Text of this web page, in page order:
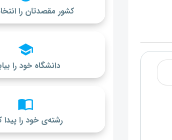
کشور مقصدتان را
دانشگاه خود را
رشته‌ی خود را پیدا